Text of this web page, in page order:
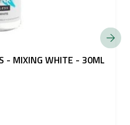
- MIXING WHITE - 30ML